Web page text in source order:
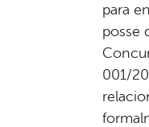
para
posse
001/